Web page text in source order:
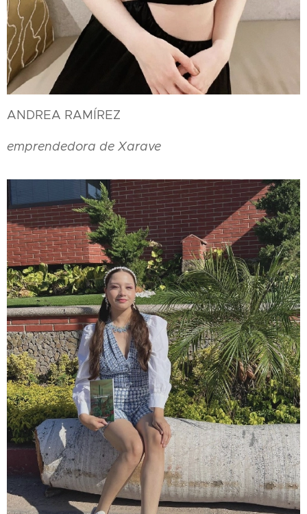
ANDREA RAMÍREZ
emprendedora de Xarave